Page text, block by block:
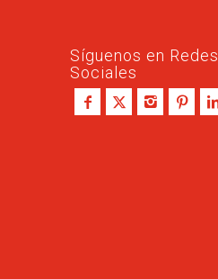
Síguenos en Redes
Sociales